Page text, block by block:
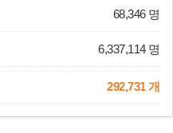
68,346 명
6,337,114 명
292,731 개